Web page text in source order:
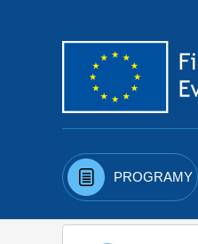
PROGRAMY